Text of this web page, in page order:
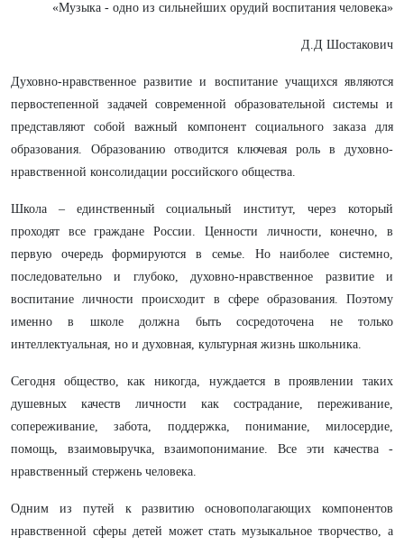
«Музыка - одно из сильнейших орудий воспитания человека»
Д.Д Шостакович
Духовно-нравственное развитие и воспитание учащихся являются
первостепенной задачей современной образовательной системы и
представляют собой важный компонент социального заказа для
образования. Образованию отводится ключевая роль в духовно-
нравственной консолидации российского общества.
Школа – единственный социальный институт, через который
проходят все граждане России. Ценности личности, конечно, в
первую очередь формируются в семье. Но наиболее системно,
последовательно и глубоко, духовно-нравственное развитие и
воспитание личности происходит в сфере образования. Поэтому
именно в школе должна быть сосредоточена не только
интеллектуальная, но и духовная, культурная жизнь школьника.
Сегодня общество, как никогда, нуждается в проявлении таких
душевных качеств личности как сострадание, переживание,
сопереживание, забота, поддержка, понимание, милосердие,
помощь, взаимовыручка, взаимопонимание. Все эти качества -
нравственный стержень человека.
Одним из путей к развитию основополагающих компонентов
нравственной сферы детей может стать музыкальное творчество, а